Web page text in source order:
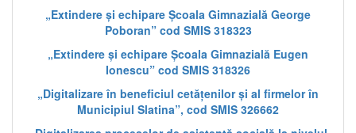
„Extindere și echipare Școala Gimnazială George
Poboran” cod SMIS 318323
„Extindere și echipare Școala Gimnazială Eugen
Ionescu” cod SMIS 318326
„Digitalizare în beneficiul cetățenilor și al firmelor în
Municipiul Slatina”, cod SMIS 326662